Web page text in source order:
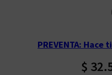
PREVENTA: Hace
$